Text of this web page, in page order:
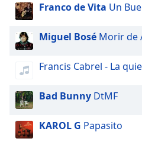
Franco de Vita Un
Miguel Bosé Morir de
Francis Cabrel - La
Bad Bunny DtMF
KAROL G Papasito